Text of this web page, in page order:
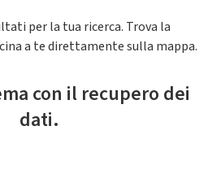
per la tua ricerca. Trova la
a te direttamente sulla mappa.
con il recupero dei
dati.